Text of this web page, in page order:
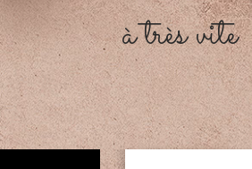
à très vite